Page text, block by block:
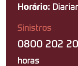
Horário:
Sinistros
0800 202
horas